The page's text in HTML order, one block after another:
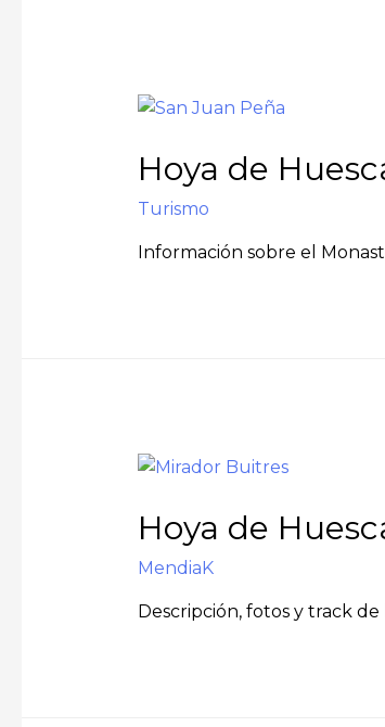
Hoya de
Turismo
Información sobre el
Hoya de
MendiaK
Descripción, fotos y track